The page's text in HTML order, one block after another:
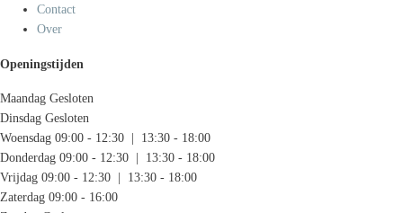
Contact
Over
Openingstijden
Maandag Gesloten
Dinsdag Gesloten
Woensdag 09:00 - 12:30 | 13:30 - 18:00
Donderdag 09:00 - 12:30 | 13:30 - 18:00
Vrijdag 09:00 - 12:30 | 13:30 - 18:00
Zaterdag 09:00 - 16:00